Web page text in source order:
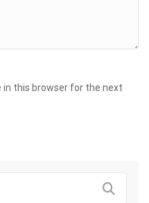
in this browser for the next